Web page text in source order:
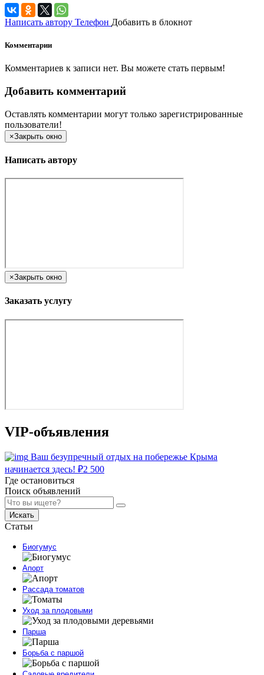
Написать автору Телефон Добавить в блокнот
Комментарии
Комментариев к записи нет. Вы можете стать первым!
Добавить комментарий
Оставлять комментарии могут только зарегистрированные
пользователи!
×Закрыть окно
Написать автору
×Закрыть окно
Заказать услугу
VIP-объявления
Ваш безупречный отдых на побережье Крыма
начинается здесь! ₽2 500
Где остановиться
Поиск объявлений
Искать
Статьи
Биогумус
Апорт
Рассада томатов
Уход за плодовыми
Парша
Борьба с паршой